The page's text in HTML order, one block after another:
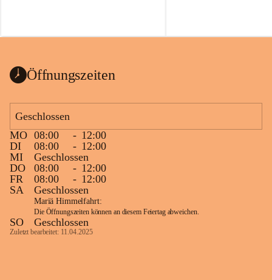
können ab 1. September wieder heimische
Vielfalt in Gärten bringen und zugleich
Wie wichtig Hecken sind zeigt das
österreichweite Forschungsprojekt
„Heckenleben“ des Vereins Regionale
Gehölzvermehrung. Die Untersuchungen
machen deutlich, dass Bestäuber auf ein
möglichst durchgehendes
Nahrungsangebot angewiesen sind.
Heimische Hecken können
Versorgungslücken schließen, weil
unterschiedliche Gehölzarten zu
Öffnungszeiten
Geschlossen
MO 08:00 - 12:00
DI
08:00 - 12:00
MI
Geschlossen
DO
08:00 - 12:00
FR
08:00 - 12:00
SA
Geschlossen
Mariä Himmelfahrt:
Die Öffnungszeiten können an diesem Feiertag abweichen.
SO Geschlossen
Zuletzt bearbeitet: 11.04.2025